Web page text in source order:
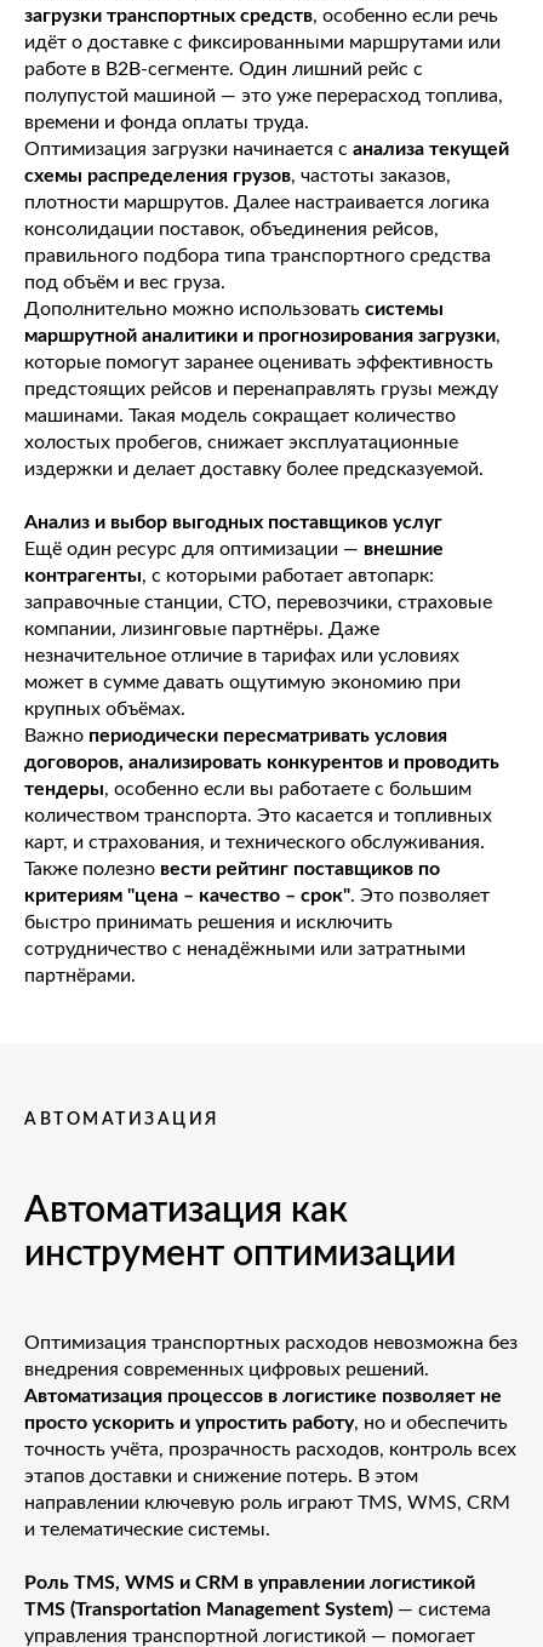
загрузки транспортных средств, особенно если речь
идёт о доставке с фиксированными маршрутами или
работе в B2B-сегменте. Один лишний рейс с
полупустой машиной — это уже перерасход топлива,
времени и фонда оплаты труда.
Оптимизация загрузки начинается с анализа текущей
схемы распределения грузов, частоты заказов,
плотности маршрутов. Далее настраивается логика
консолидации поставок, объединения рейсов,
правильного подбора типа транспортного средства
под объём и вес груза.
Дополнительно можно использовать системы
маршрутной аналитики и прогнозирования загрузки,
которые помогут заранее оценивать эффективность
предстоящих рейсов и перенаправлять грузы между
машинами. Такая модель сокращает количество
холостых пробегов, снижает эксплуатационные
издержки и делает доставку более предсказуемой.
Анализ и выбор выгодных поставщиков услуг
Ещё один ресурс для оптимизации — внешние
контрагенты, с которыми работает автопарк:
заправочные станции, СТО, перевозчики, страховые
компании, лизинговые партнёры. Даже
незначительное отличие в тарифах или условиях
может в сумме давать ощутимую экономию при
крупных объёмах.
Важно периодически пересматривать условия
договоров, анализировать конкурентов и проводить
тендеры, особенно если вы работаете с большим
количеством транспорта. Это касается и топливных
карт, и страхования, и технического обслуживания.
Также полезно вести рейтинг поставщиков по
критериям "цена – качество – срок". Это позволяет
быстро принимать решения и исключить
сотрудничество с ненадёжными или затратными
партнёрами.
АВТОМАТИЗАЦИЯ
Автоматизация как
инструмент оптимизации
Оптимизация транспортных расходов невозможна без
внедрения современных цифровых решений.
Автоматизация процессов в логистике позволяет не
просто ускорить и упростить работу, но и обеспечить
точность учёта, прозрачность расходов, контроль всех
этапов доставки и снижение потерь. В этом
направлении ключевую роль играют TMS, WMS, CRM
и телематические системы.
Роль TMS, WMS и CRM в управлении логистикой
TMS (Transportation Management System) — система
управления транспортной логистикой — помогает